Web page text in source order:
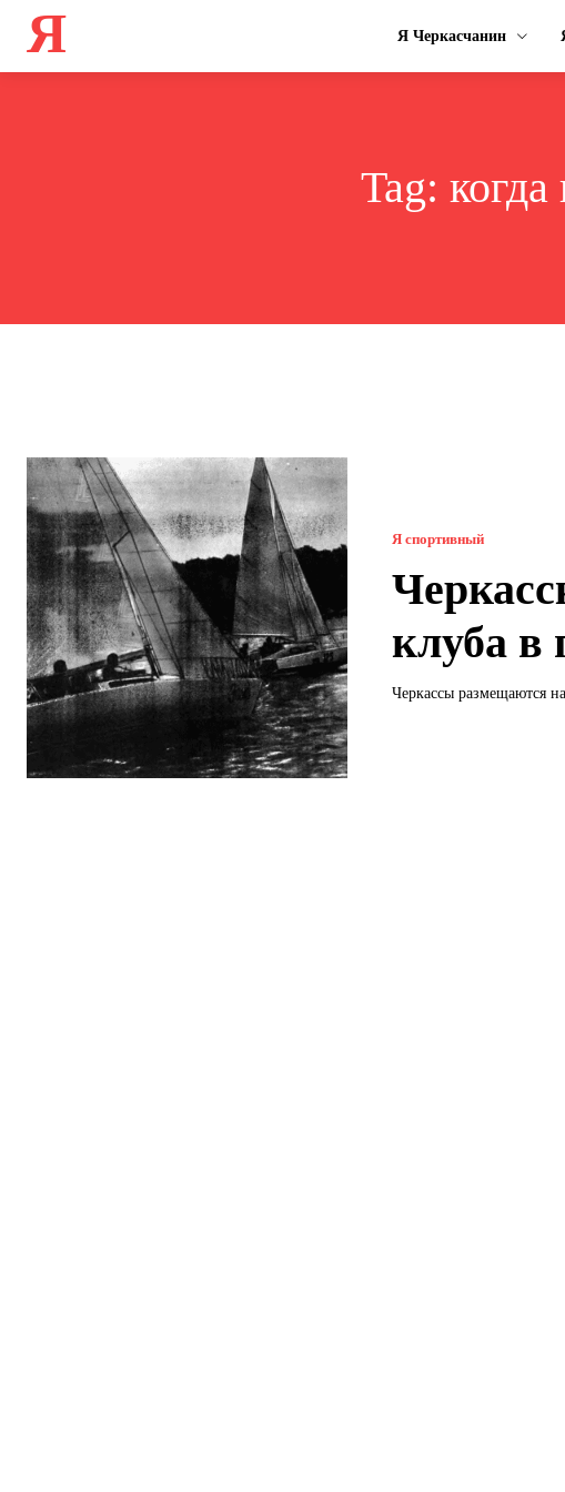
Я Я Черкасчанин
Tag:
Я спортивный
клуба в
Черкассы размещаются